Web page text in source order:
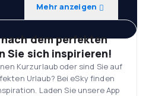
Mehr anzeigen
dem perfekten
Sie sich inspirieren!
Kurzurlaub oder sind Sie auf
Urlaub? Bei eSky finden
Laden Sie unsere App